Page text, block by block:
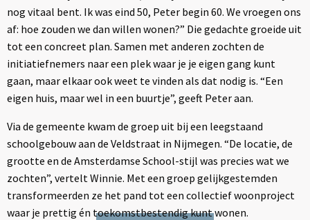
nog vitaal bent. Ik was eind 50, Peter begin 60. We vroegen ons
af: hoe zouden we dan willen wonen?” Die gedachte groeide uit
tot een concreet plan. Samen met anderen zochten de
initiatiefnemers naar een plek waar je je eigen gang kunt
gaan, maar elkaar ook weet te vinden als dat nodig is. “Een
eigen huis, maar wel in een buurtje”, geeft Peter aan.
Via de gemeente kwam de groep uit bij een leegstaand
schoolgebouw aan de Veldstraat in Nijmegen. “De locatie, de
grootte en de Amsterdamse School-stijl was precies wat we
zochten”, vertelt Winnie. Met een groep gelijkgestemden
transformeerden ze het pand tot een collectief woonproject
waar je prettig én toekomstbestendig kunt wonen.